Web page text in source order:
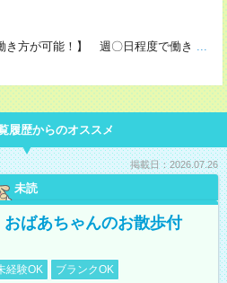
き方が可能！】 週〇日程度で働き ...
履歴からのオススメ
掲載日：2026.07.26
未読
おばあちゃんのお散歩付
経験OK
ブランクOK